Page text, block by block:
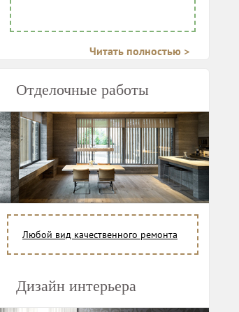
Читать полностью >
Отделочные работы
Любой вид качественного ремонта
Дизайн интерьера